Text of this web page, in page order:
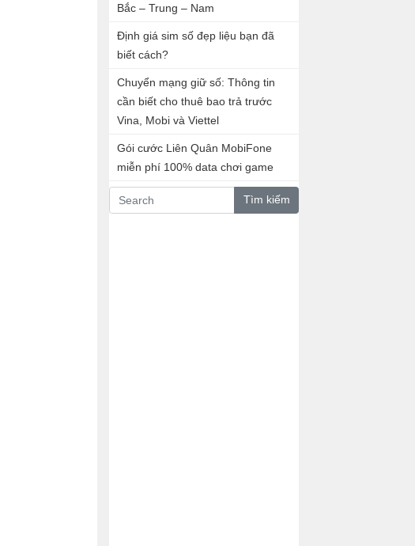
Bắc – Trung – Nam
Định giá sim số đẹp liệu bạn đã
biết cách?
Chuyển mạng giữ số: Thông tin
cần biết cho thuê bao trả trước
Vina, Mobi và Viettel
Gói cước Liên Quân MobiFone
miễn phí 100% data chơi game
Tìm kiếm